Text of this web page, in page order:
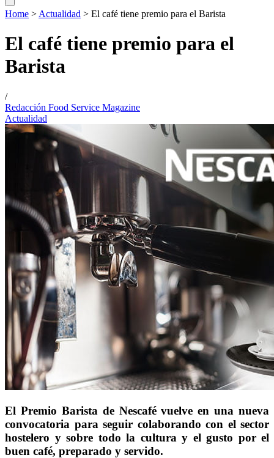
Home > Actualidad > El café tiene premio para el Barista
El café tiene premio para el
Barista
/
Redacción Food Service Magazine
Actualidad
El Premio Barista de Nescafé vuelve en una nueva
convocatoria para seguir colaborando con el sector
hostelero y sobre todo la cultura y el gusto por el
buen café, preparado y servido.